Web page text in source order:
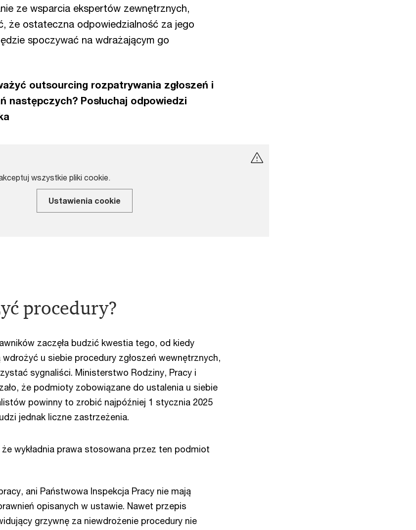
ze wsparcia ekspertów zewnętrznych,
że ostateczna odpowiedzialność za jego
spoczywać na wdrażającym go
outsourcing rozpatrywania zgłoszeń i
następczych? Posłuchaj odpowiedzi
wszystkie pliki cookie.
Ustawienia cookie
procedury?
zaczęła budzić kwestia tego, od kiedy
u siebie procedury zgłoszeń wewnętrznych,
sygnaliści. Ministerstwo Rodziny, Pracy i
że podmioty zobowiązane do ustalenia u siebie
powinny to zrobić najpóźniej 1 stycznia 2025
jednak liczne zastrzeżenia.
wykładnia prawa stosowana przez ten podmiot
ani Państwowa Inspekcja Pracy nie mają
opisanych w ustawie. Nawet przepis
grzywnę za niewdrożenie procedury nie